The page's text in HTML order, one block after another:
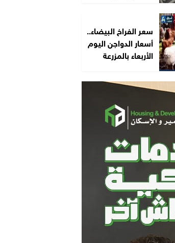
سعر الفراخ البيضاء..
أسعار الدواجن اليوم
الأربعاء بالمزرعة